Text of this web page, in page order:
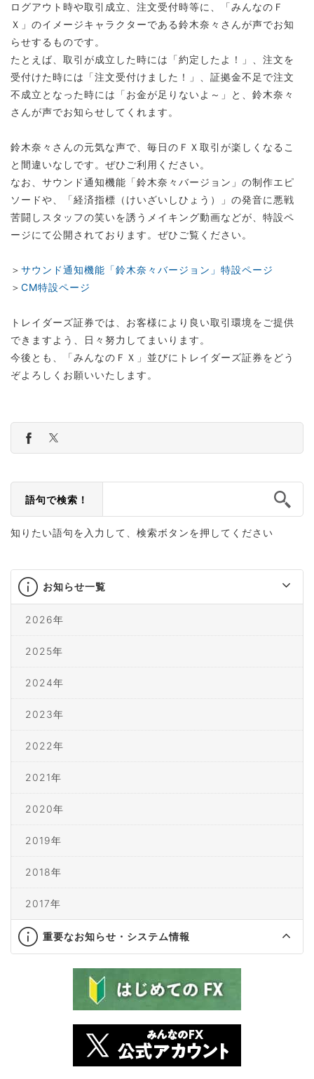
ログアウト時や取引成立、注文受付時等に、「みんなのＦ
Ｘ」のイメージキャラクターである鈴木奈々さんが声でお知
らせするものです。
たとえば、取引が成立した時には「約定したよ！」、注文を
受付けた時には「注文受付けました！」、証拠金不足で注文
不成立となった時には「お金が足りないよ～」と、鈴木奈々
さんが声でお知らせしてくれます。
鈴木奈々さんの元気な声で、毎日のＦＸ取引が楽しくなるこ
と間違いなしです。ぜひご利用ください。
なお、サウンド通知機能「鈴木奈々バージョン」の制作エピ
ソードや、「経済指標（けいざいしひょう）」の発音に悪戦
苦闘しスタッフの笑いを誘うメイキング動画などが、特設ペ
ージにて公開されております。ぜひご覧ください。
＞ サウンド通知機能「鈴木奈々バージョン」特設ページ
＞ CM特設ページ
トレイダーズ証券では、お客様により良い取引環境をご提供
できますよう、日々努力してまいります。
今後とも、「みんなのＦＸ」並びにトレイダーズ証券をどう
ぞよろしくお願いいたします。
語句で検索！
知りたい語句を入力して、検索ボタンを押してください
お知らせ一覧
2026年
2025年
2024年
2023年
2022年
2021年
2020年
2019年
2018年
2017年
重要なお知らせ・システム情報